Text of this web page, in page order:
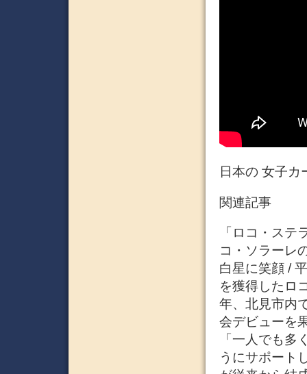
日本の 女子
関連記事
「ロコ・ステ
コ・ソラーレ
白星に笑顔 /
を獲得したロ
年、北見市内
会デビューを
「一人でも
うにサポート